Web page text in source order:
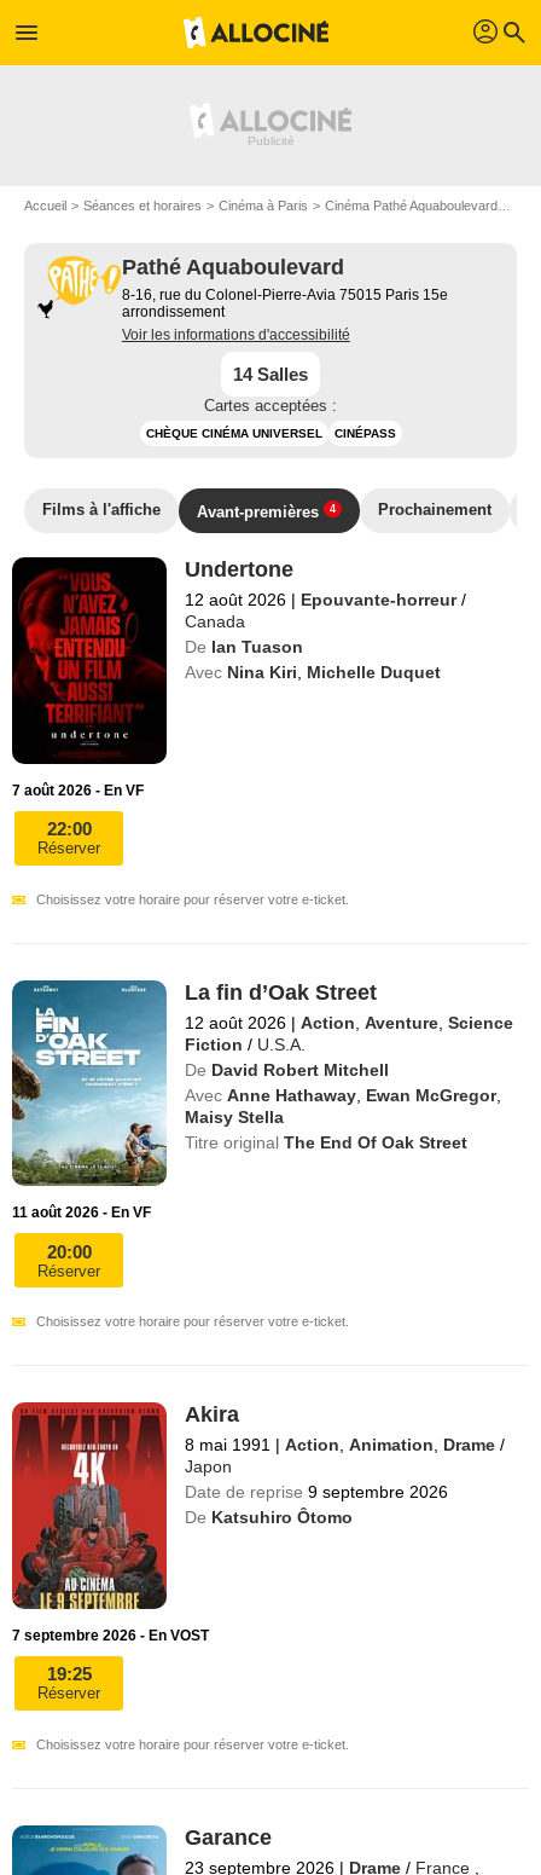
menu profil search
Accueil Séances et horaires Cinéma à Paris Cinéma Pathé Aquaboulevard
Pathé Aquaboulevard
8-16, rue du Colonel-Pierre-Avia 75015 Paris 15e
arrondissement
Voir les informations d'accessibilité
14 Salles
Cartes acceptées :
CHÈQUE CINÉMA UNIVERSEL CINÉPASS
Films à l'affiche Avant-premières 4 Prochainement
Undertone
12 août 2026 | Epouvante-horreur /
Canada
De Ian Tuason
Avec Nina Kiri Michelle Duquet
7 août 2026 - En VF
22:00
Réserver
Choisissez votre horaire pour réserver votre e-ticket.
La fin d’Oak Street
12 août 2026 | Action ,Aventure ,Science
Fiction / U.S.A.
De David Robert Mitchell
Avec Anne Hathaway Ewan McGregor,
Maisy Stella
Titre originalThe End Of Oak Street
11 août 2026 - En VF
20:00
Réserver
Choisissez votre horaire pour réserver votre e-ticket.
Akira
8 mai 1991 | Action ,Animation Drame /
Japon
Date de reprise 9 septembre 2026
De Katsuhiro Ôtomo
7 septembre 2026 - En VOST
19:25
Réserver
Choisissez votre horaire pour réserver votre e-ticket.
Garance
23 septembre 2026 | Drame / France